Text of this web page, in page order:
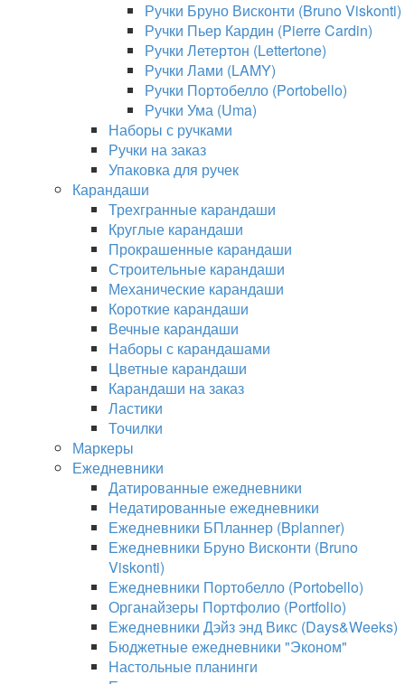
Ручки Бруно Висконти (Bruno Viskonti)
Ручки Пьер Кардин (Pierre Cardin)
Ручки Летертон (Lettertone)
Ручки Лами (LAMY)
Ручки Портобелло (Portobello)
Ручки Ума (Uma)
Наборы с ручками
Ручки на заказ
Упаковка для ручек
Карандаши
Трехгранные карандаши
Круглые карандаши
Прокрашенные карандаши
Строительные карандаши
Механические карандаши
Короткие карандаши
Вечные карандаши
Наборы с карандашами
Цветные карандаши
Карандаши на заказ
Ластики
Точилки
Маркеры
Ежедневники
Датированные ежедневники
Недатированные ежедневники
Ежедневники БПланнер (Bplanner)
Ежедневники Бруно Висконти (Bruno
Viskonti)
Ежедневники Портобелло (Portobello)
Органайзеры Портфолио (Portfolio)
Ежедневники Дэйз энд Викс (Days&Weeks)
Бюджетные ежедневники "Эконом"
Настольные планинги